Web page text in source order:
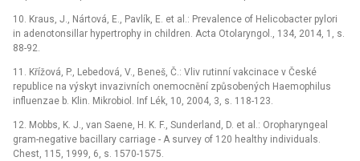
10. Kraus, J., Nártová, E., Pavlík, E. et al.: Prevalence of Helicobacter pylori
in adenotonsillar hypertrophy in children. Acta Otolaryngol., 134, 2014, 1, s.
88-92.
11. Křížová, P., Lebedová, V., Beneš, Č.: Vliv rutinní vakcinace v České
republice na výskyt invazivních onemocnění způsobených Haemophilus
influenzae b. Klin. Mikrobiol. Inf Lék, 10, 2004, 3, s. 118-123.
12. Mobbs, K. J., van Saene, H. K. F., Sunderland, D. et al.: Oropharyngeal
gram-negative bacillary carriage -⁠ A survey of 120 healthy individuals.
Chest, 115, 1999, 6, s. 1570-1575.